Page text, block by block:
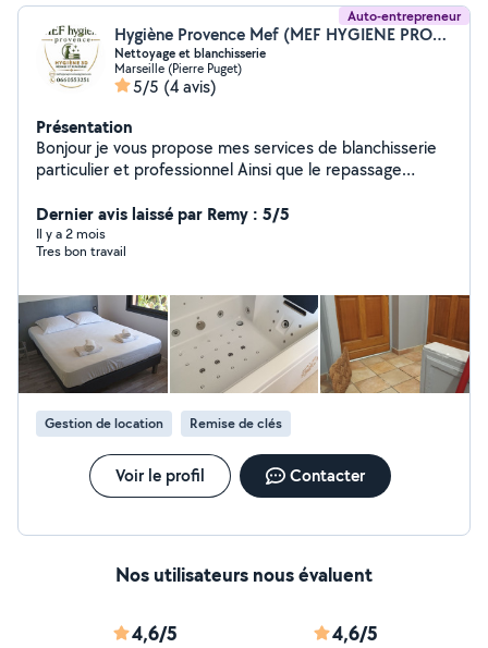
Auto-entrepreneur
Hygiène Provence Mef (MEF HYGIENE PROVENCE)
Nettoyage et blanchisserie
Marseille (Pierre Puget)
5/5 (4 avis)
Présentation
Bonjour je vous propose mes services de blanchisserie
particulier et professionnel Ainsi que le repassage
Expérience de plus de 15 ans Merci d'avance
Cordialement
Dernier avis laissé par Remy : 5/5
Il y a 2 mois
Tres bon travail
Gestion de location Remise de clés
Voir le profil Contacter
Nos utilisateurs nous évaluent
4,6/5 4,6/5